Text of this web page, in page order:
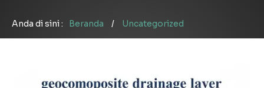
Anda di sini : Beranda / Uncategorized